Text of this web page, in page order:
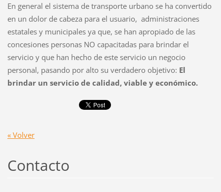
En general el sistema de transporte urbano se ha convertido
en un dolor de cabeza para el usuario, administraciones
estatales y municipales ya que, se han apropiado de las
concesiones personas NO capacitadas para brindar el
servicio y que han hecho de este servicio un negocio
personal, pasando por alto su verdadero objetivo: El
brindar un servicio de calidad, viable y económico.
« Volver
Contacto